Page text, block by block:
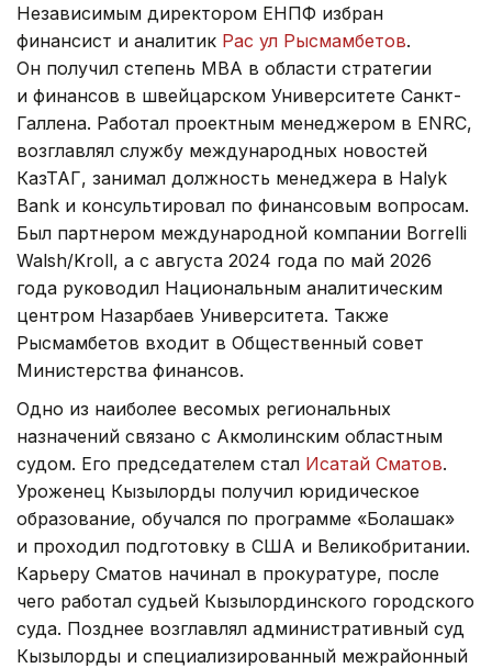
Независимым директором ЕНПФ избран
финансист и аналитик Рас ул Рысмамбетов.
Он получил степень MBA в области стратегии
и финансов в швейцарском Университете Санкт-
Галлена. Работал проектным менеджером в ENRC,
возглавлял службу международных новостей
КазТАГ, занимал должность менеджера в Halyk
Bank и консультировал по финансовым вопросам.
Был партнером международной компании Borrelli
Walsh/Kroll, а с августа 2024 года по май 2026
года руководил Национальным аналитическим
центром Назарбаев Университета. Также
Рысмамбетов входит в Общественный совет
Министерства финансов.
Одно из наиболее весомых региональных
назначений связано с Акмолинским областным
судом. Его председателем стал Исатай Сматов.
Уроженец Кызылорды получил юридическое
образование, обучался по программе «Болашак»
и проходил подготовку в США и Великобритании.
Карьеру Сматов начинал в прокуратуре, после
чего работал судьей Кызылординского городского
суда. Позднее возглавлял административный суд
Кызылорды и специализированный межрайонный